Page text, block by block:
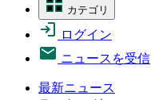
カテゴリ
ログイン
ニュースを受信
最新ニュース